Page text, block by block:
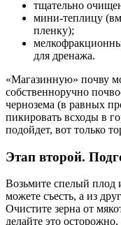
тщательно
мини-теплицу
пленку);
для дренажа.
«Магазинную» почву
собственноручно
чернозема (в равных
пикировать всходы в
подойдет, вот только
Этап второй.
Возьмите спелый плод
можете съесть, а из
Очистите зерна от
делайте это